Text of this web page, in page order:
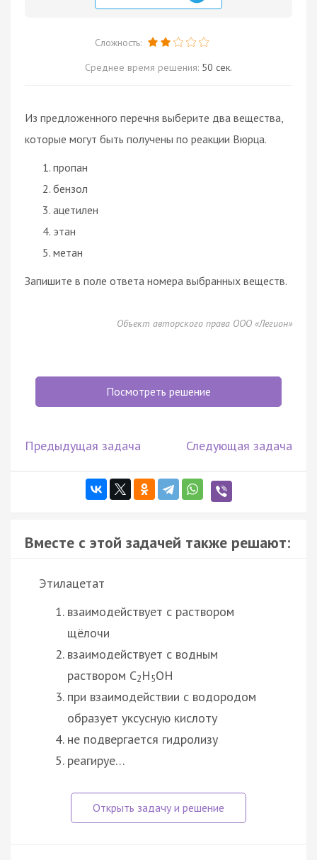
Сложность:
Среднее время решения: 50 сек.
Из предложенного перечня выберите два вещества,
которые могут быть получены по реакции Вюрца.
пропан
бензол
ацетилен
этан
метан
Запишите в поле ответа номера выбранных веществ.
Объект авторского права ООО «Легион»
Посмотреть решение
Предыдущая задача Следующая задача
Вместе с этой задачей также решают:
Этилацетат
взаимодействует с раствором
щёлочи
взаимодействует с водным
раствором C2H5OH
при взаимодействии с водородом
образует уксусную кислоту
не подвергается гидролизу
реагируе…